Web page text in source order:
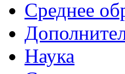
Среднее
Наука